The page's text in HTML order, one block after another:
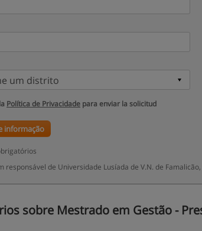
Política de Privacidade para enviar la solicitud
informação
responsável de Universidade Lusíada de V.N. de
sobre Mestrado em Gestão -